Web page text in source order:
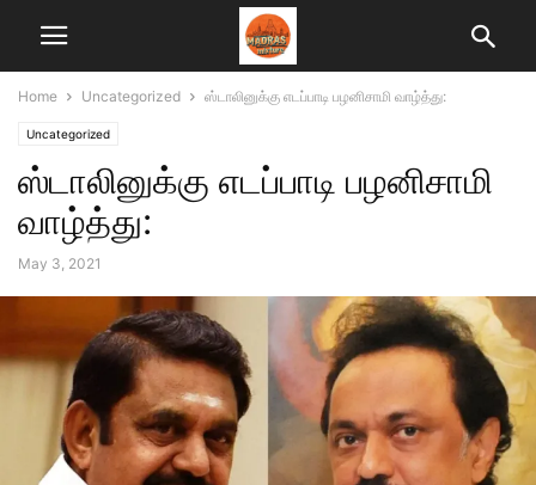
Home Uncategorized ஸ்டாலினுக்கு எடப்பாடி பழனிசாமி வாழ்த்து:
Uncategorized
ஸ்டாலினுக்கு எடப்பாடி பழனிசாமி
வாழ்த்து:
May 3, 2021